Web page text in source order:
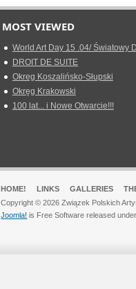
MOST VIEWED
World Art Day 15 .04/ Światowy
DROIT DE SUITE
Okreg Koszalińsko-Słupski
Okręg Krakowski
100 lat... i Nowe Otwarcie!!!
HOME! LINKS GALLERIES
Copyright © 2026 Związek Polskich
Joomla! is Free Software released